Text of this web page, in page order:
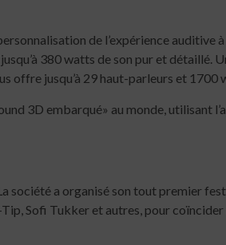
de l’expérience auditive à
380 watts de son pur et détaillé.
offre jusqu’à 29 haut-parleurs et 1700
3D embarqué» au monde, utilisant
société a organisé son tout premier
Sofi Tukker et autres, pour